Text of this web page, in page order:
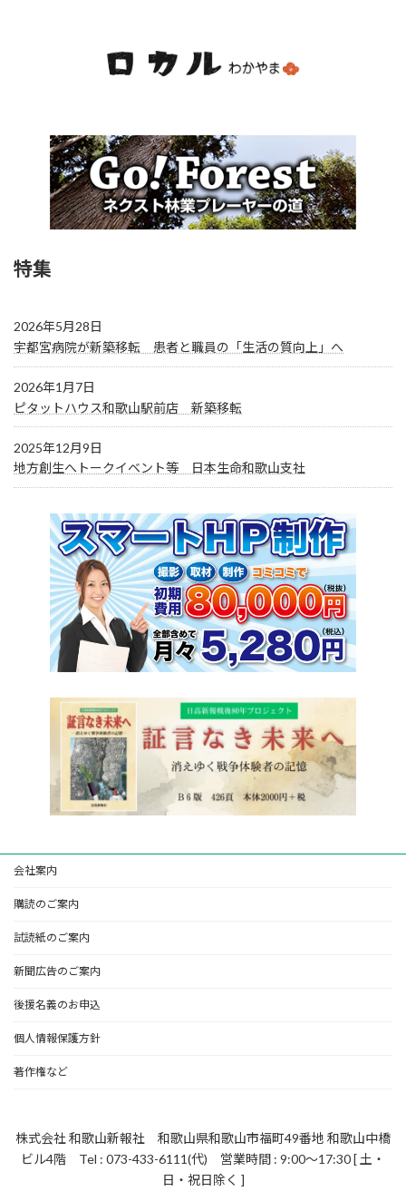
特集
2026年5月28日
宇都宮病院が新築移転 患者と職員の「生活の質向上」へ
2026年1月7日
ピタットハウス和歌山駅前店 新築移転
2025年12月9日
地方創生へトークイベント等 日本生命和歌山支社
会社案内
購読のご案内
試読紙のご案内
新聞広告のご案内
後援名義のお申込
個人情報保護方針
著作権など
株式会社 和歌山新報社 和歌山県和歌山市福町49番地 和歌山中橋
ビル4階 Tel : 073-433-6111(代) 営業時間 : 9:00～17:30 [ 土・
日・祝日除く ]